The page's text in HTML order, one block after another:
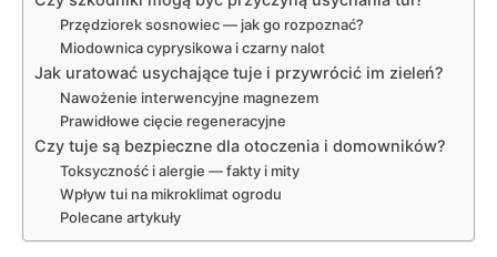
Przędziorek sosnowiec — jak go rozpoznać?
Miodownica cyprysikowa i czarny nalot
Jak uratować usychające tuje i przywrócić im zieleń?
Nawożenie interwencyjne magnezem
Prawidłowe cięcie regeneracyjne
Czy tuje są bezpieczne dla otoczenia i domowników?
Toksyczność i alergie — fakty i mity
Wpływ tui na mikroklimat ogrodu
Polecane artykuły